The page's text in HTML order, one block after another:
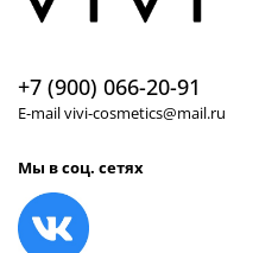
+7 (900) 066-20-91
E-mail vivi-cosmetics@mail.ru
Мы в соц. сетях